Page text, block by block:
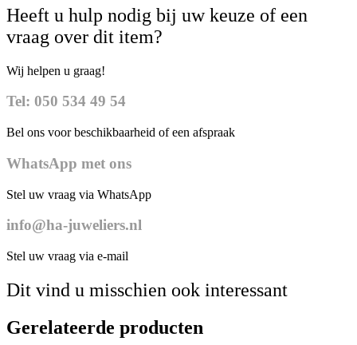
Heeft u hulp nodig bij uw keuze of een
vraag over dit item?
Wij helpen u graag!
Tel: 050 534 49 54
Bel ons voor beschikbaarheid of een afspraak
WhatsApp met ons
Stel uw vraag via WhatsApp
info@ha-juweliers.nl
Stel uw vraag via e-mail
Dit vind u misschien ook interessant
Gerelateerde producten